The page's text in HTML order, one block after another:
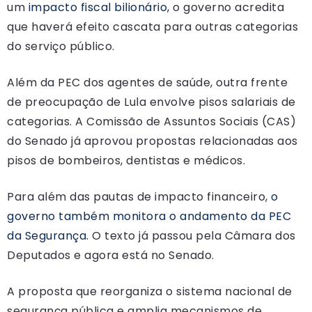
um impacto fiscal bilionário, o governo acredita
que haverá efeito cascata para outras categorias
do serviço público.
Além da PEC dos agentes de saúde, outra frente
de preocupação de Lula envolve pisos salariais de
categorias. A Comissão de Assuntos Sociais (CAS)
do Senado já aprovou propostas relacionadas aos
pisos de bombeiros, dentistas e médicos.
Para além das pautas de impacto financeiro, o
governo também monitora o andamento da PEC
da Segurança. O texto já passou pela Câmara dos
Deputados e agora está no Senado.
A proposta que reorganiza o sistema nacional de